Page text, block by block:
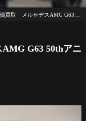
セデスAMG G63 50thアニバーサリーエディション
G63 50thアニ